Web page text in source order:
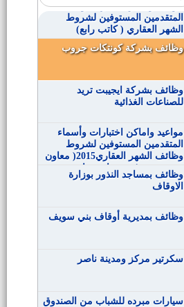
مواعيد‬ واماكن اختبارات وأسماء
المتقدمين المستوفين لشروط
الشهر العقاري ( كاتب رابع)
وظائف بشركة كونتكات جروب
وظائف بشركة ايجيبت تريد
للصناعات الغذائية
‏مواعيد‬ واماكن اختبارات وأسماء
المتقدمين المستوفين لشروط
وظائف الشهر العقاري2015( معاون
خدمة – حرفي مساعد سائق –
حرفي مساعد تجليد )
وظائف بمساجد النذور بوزارة
الاوقاف
وظائف بمديرية أوقاف بني سويف
سكرتير مركز ومدينة ناصر
سيارات مبرده للشباب من الصندوق